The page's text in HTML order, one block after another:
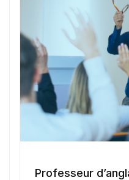
Numéro
Sélectionner une
Professeur